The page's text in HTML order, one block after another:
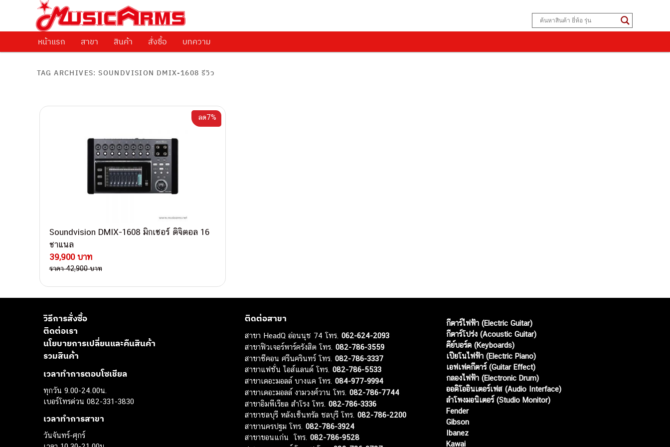
Music Arms
ศูนย์รวมครื่องดนตรีทุกชนิด ตั้งแต่เริ่มต้นถึงมืออาชีพ
Skip to primary content
Skip to secondary content
หน้าแรก สาขา สินค้า สั่งซื้อ บทความ
TAG ARCHIVES:SOUNDVISION DMIX-1608 รีวิว
Soundvision DMIX-1608 มิกเซอร์ ดิจิตอล 16
ชาแนล
39,900 บาท
ลด7%
ราคา 42,900 บาท
วิธีการสั่งซื้อ
ติดต่อเรา
นโยบายการเปลี่ยนและคืนสินค้า
รวมสินค้า
เวลาทำการตอบโซเชียล
ทุกวัน 9.00-24.00น.
เบอร์โทรด่วน 082-331-3830
เวลาทำการสาขา
วันจันทร์-ศุกร์
ติดต่อสาขา
สาขา HeadQ อ่อนนุช 74 โทร.062-624-2093
สาขาฟิวเจอร์พาร์ครังสิต โทร.082-786-3559
สาขาซีคอน ศรีนครินทร์ โทร.082-786-3337
สาขาแฟชั่น ไอส์แลนด์ โทร.082-786-5533
สาขาเดอะมอลล์ บางแค โทร.084-977-9994
สาขาเดอะมอลล์ งามวงศ์วาน โทร.082-786-7744
สาขาอิมพีเรียล สำโรง โทร.082-786-3336
สาขาชลบุรี หลังเซ็นทรัล ชลบุรี โทร.082-786-2200
สาขานครปฐม โทร.082-786-3924
สาขาขอนแก่น โทร.082-786-9528
กีตาร์ไฟฟ้า (Electric Guitar)
กีตาร์โปร่ง (Acoustic Guitar)
คีย์บอร์ด (Keyboards)
เปียโนไฟฟ้า (Electric Piano)
เอฟเฟคกีตาร์ (Guitar Effect)
กลองไฟฟ้า (Electronic Drum)
ออดิโออินเตอร์เฟส (Audio Interface)
ลำโพงมอนิเตอร์ (Studio Monitor)
Fender
Gibson
Ibanez
Kawai